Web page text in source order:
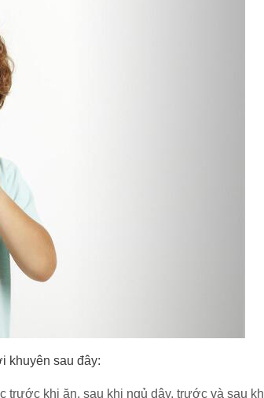
khuyên sau đây:
khi ăn, sau khi ngủ dậy, trước và sau